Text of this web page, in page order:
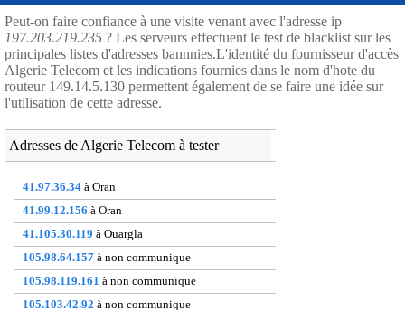
Peut-on faire confiance à une visite venant avec l'adresse ip
197.203.219.235 ? Les serveurs effectuent le test de blacklist sur les
principales listes d'adresses bannnies.L'identité du fournisseur d'accès
Algerie Telecom et les indications fournies dans le nom d'hote du
routeur 149.14.5.130 permettent également de se faire une idée sur
l'utilisation de cette adresse.
Adresses de Algerie Telecom à tester
41.97.36.34 à Oran
41.99.12.156 à Oran
41.105.30.119 à Ouargla
105.98.64.157 à non communique
105.98.119.161 à non communique
105.103.42.92 à non communique